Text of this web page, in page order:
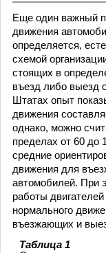
Еще один важный
движения
определяется,
схемой
стоящих в
въезд либо выезд
Штатах опыт
движения
однако, можно
пределах от 60 до
средние
движения для
автомобилей. При
работы
нормального
въезжающих и
Таблица 1